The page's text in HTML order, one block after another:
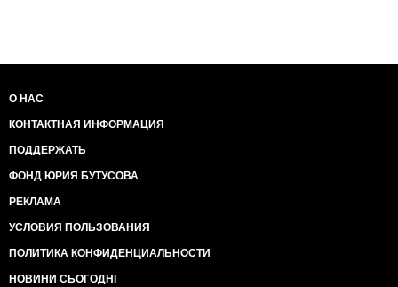
О НАС
КОНТАКТНАЯ ИНФОРМАЦИЯ
ПОДДЕРЖАТЬ
ФОНД ЮРИЯ БУТУСОВА
РЕКЛАМА
УСЛОВИЯ ПОЛЬЗОВАНИЯ
ПОЛИТИКА КОНФИДЕНЦИАЛЬНОСТИ
НОВИНИ СЬОГОДНІ